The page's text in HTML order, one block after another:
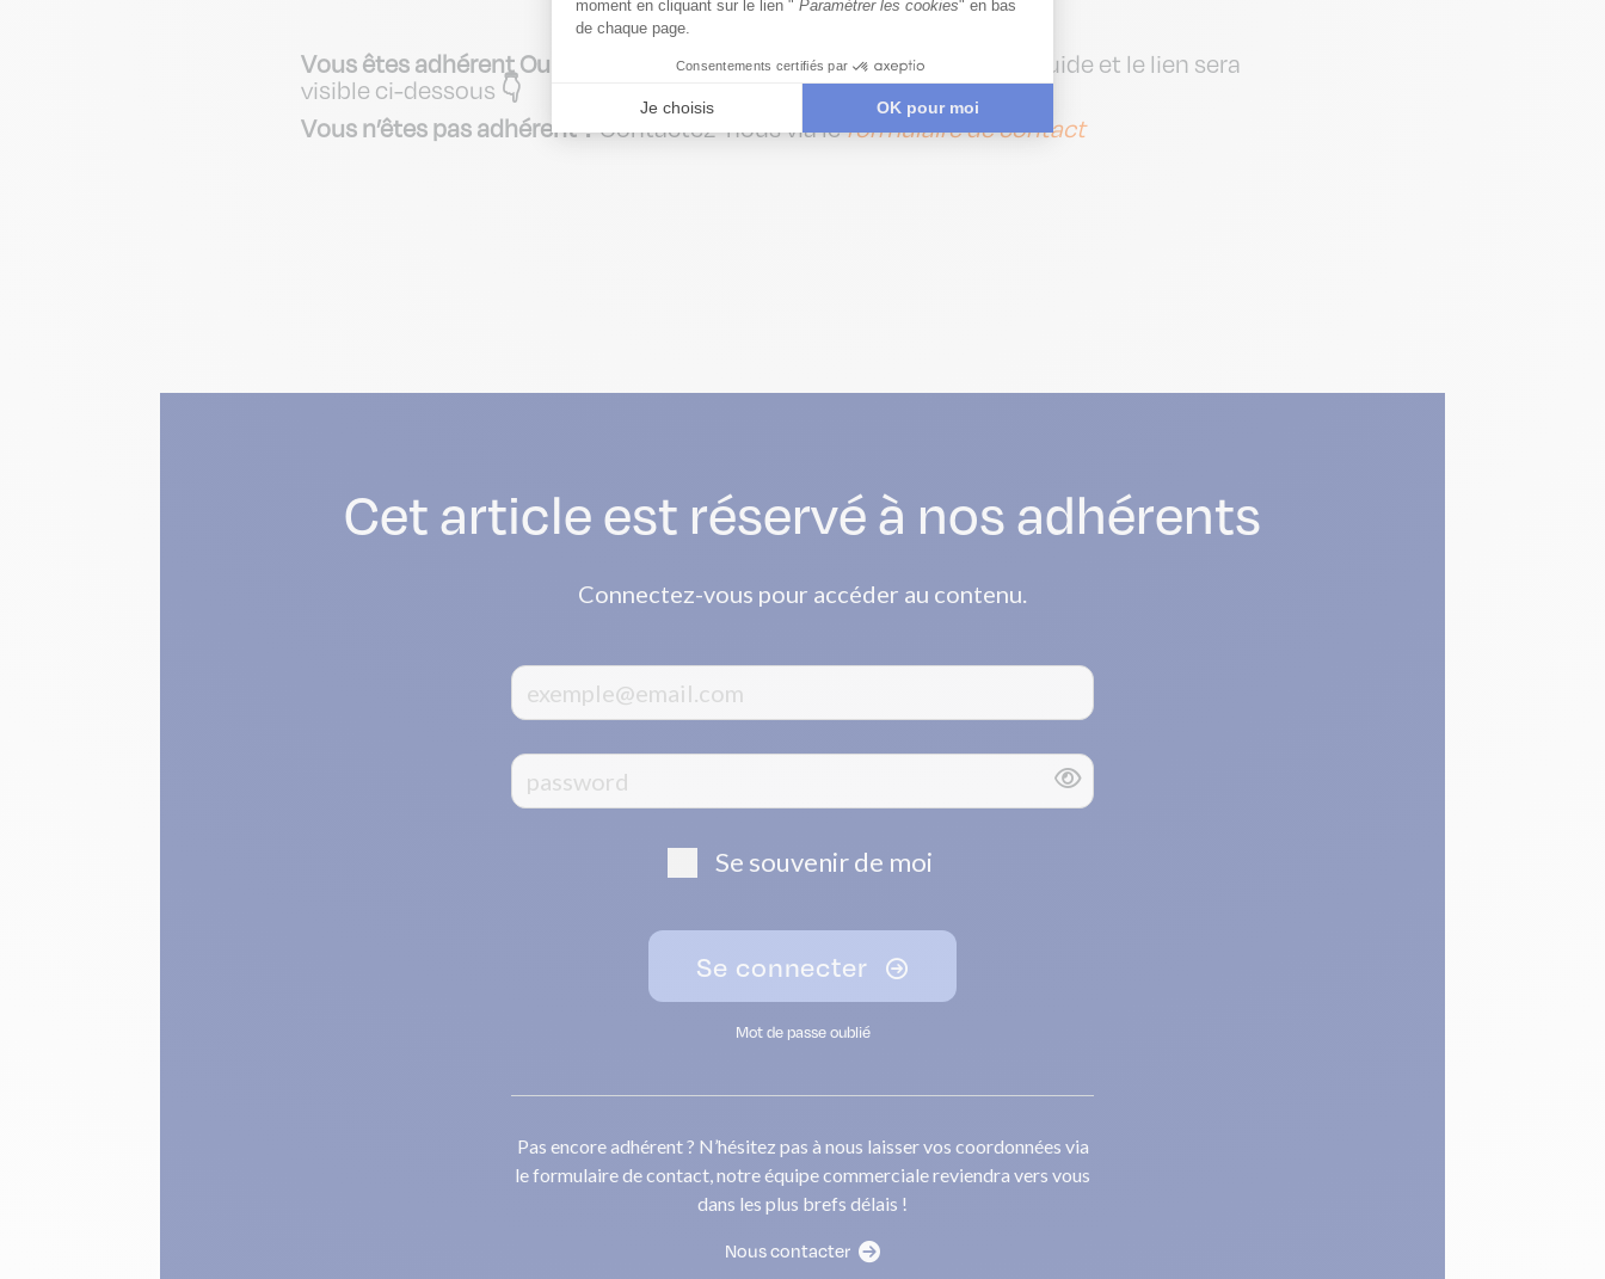
Vous êtes adhérent Ouifield ? Connectez-vous pour avoir accès au guide et le lien sera
visible ci-dessous 👇
Vous n’êtes pas adhérent ?Contactez-nous via leformulaire de contact
Cet article est réservé à nos adhérents
Connectez-vous pour accéder au contenu.
Se souvenir de moi
Se connecter
Mot de passe oublié
Pas encore adhérent ? N’hésitez pas à nous laisser vos coordonnées via
le formulaire de contact, notre équipe commerciale reviendra vers vous
dans les plus brefs délais !
Nous contacter